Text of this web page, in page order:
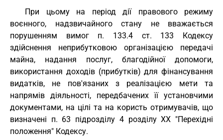
При цьому на період дії правового режиму
воєнного, надзвичайного стану не вважається
порушенням вимог п. 133.4 ст. 133 Кодексу
здійснення неприбутковою організацією передачі
майна, надання послуг, благодійної допомоги,
використання доходів (прибутків) для фінансування
видатків, не пов'язаних з реалізацією мети та
напрямів діяльності, передбачених її установчими
документами, на цілі та на користь отримувачів, що
визначені п. 63 підрозділу 4 розділу XX "Перехідні
положення" Кодексу.